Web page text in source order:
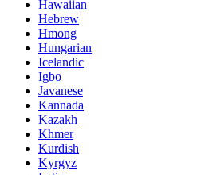
Hawaiian
Hebrew
Hmong
Hungarian
Icelandic
Igbo
Javanese
Kannada
Kazakh
Khmer
Kurdish
Kyrgyz